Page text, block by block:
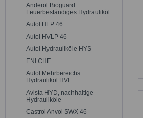
Anderol Bioguard
Feuerbeständiges Hydrauliköl
Autol HLP 46
Autol HVLP 46
Autol Hydrauliköle HYS
ENI CHF
Autol Mehrbereichs
Hydrauliköl HVI
Avista HYD, nachhaltige
Hydrauliköle
Castrol Anvol SWX 46